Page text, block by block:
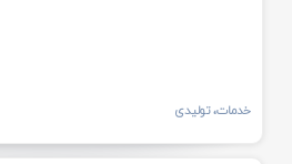
خدمات، تولیدی